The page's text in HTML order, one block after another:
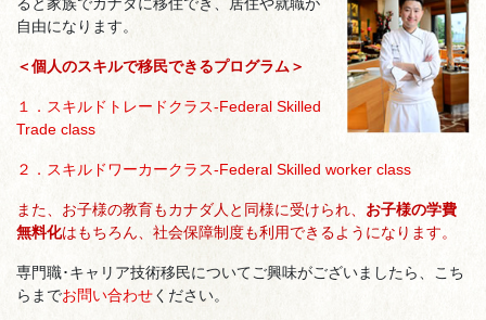
自由になります。
＜個人のスキルで移民できるプログラム＞
１．スキルドトレードクラス-Federal Skilled
Trade class
２．スキルドワーカークラス-Federal Skilled worker class
また、お子様の教育もカナダ人と同様に受けられ、 お子様の学費
無料化はもちろん、社会保障制度も利用できるようになります。
専門職･キャリア技術移民についてご興味がございましたら、こち
らまでお問い合わせください。